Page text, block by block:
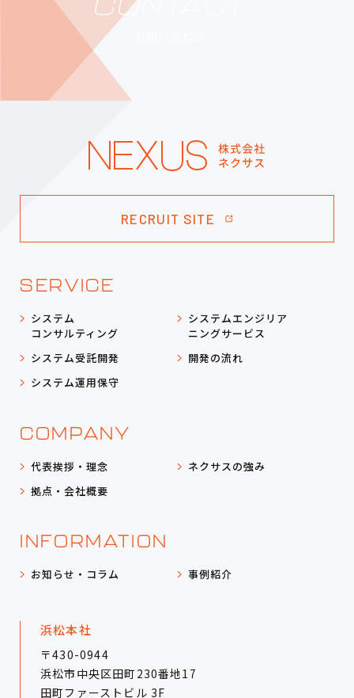
RECRUIT SITE
SERVICE
システム
コンサルティング
システム受託開発
システム運用保守
システムエンジリア
ニングサービス
開発の流れ
COMPANY
代表挨拶・理念
拠点・会社概要
ネクサスの強み
INFORMATION
お知らせ・コラム 事例紹介
浜松本社
〒430-0944
浜松市中央区田町230番地17
田町ファーストビル 3F